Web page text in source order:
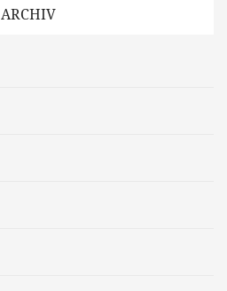
ARCHIV